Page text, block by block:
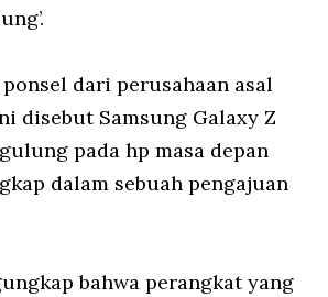
dari perusahaan asal
disebut Samsung Galaxy Z
pada hp masa depan
dalam sebuah pengajuan
bahwa perangkat yang